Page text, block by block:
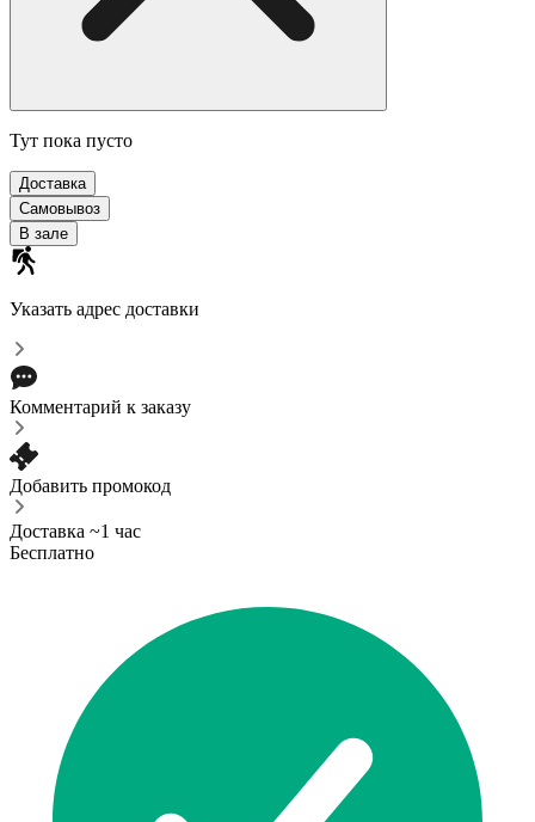
Тут пока пусто
Доставка
Самовывоз
В зале
Указать адрес доставки
Комментарий к заказу
Добавить промокод
Доставка ~1 час
Бесплатно